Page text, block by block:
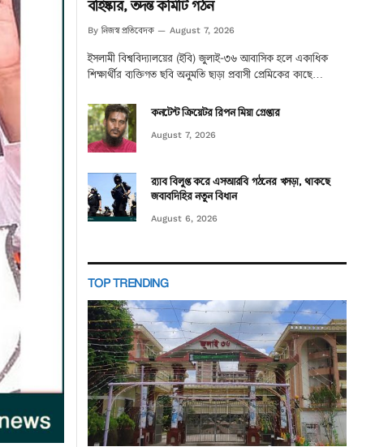
বহিষ্কার, তদন্ত কমিটি গঠন
By নিজস্ব প্রতিবেদক August 7, 2026
ইসলামী বিশ্ববিদ্যালয়ের (ইবি) জুলাই-৩৬ আবাসিক হলে একাধিক
শিক্ষার্থীর ব্যক্তিগত ছবি অনুমতি ছাড়া প্রবাসী প্রেমিকের কাছে…
কনটেন্ট ক্রিয়েটর রিপন মিয়া গ্রেপ্তার
August 7, 2026
র‌্যাব বিলুপ্ত করে এসআরবি গঠনের খসড়া, থাকছে
জবাবদিহির নতুন বিধান
August 6, 2026
TOP TRENDING